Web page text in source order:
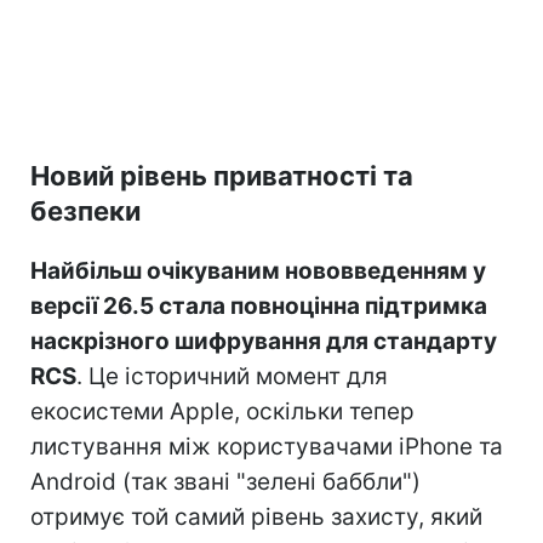
Новий рівень приватності та
безпеки
Найбільш очікуваним нововведенням у
версії 26.5 стала повноцінна підтримка
наскрізного шифрування для стандарту
RCS. Це історичний момент для
екосистеми Apple, оскільки тепер
листування між користувачами iPhone та
Android (так звані "зелені баббли")
отримує той самий рівень захисту, який